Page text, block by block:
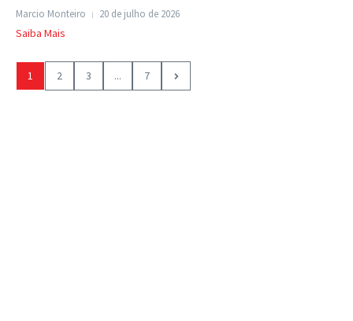
Marcio Monteiro 20 de julho de 2026
Saiba Mais
1 2 3 ... 7